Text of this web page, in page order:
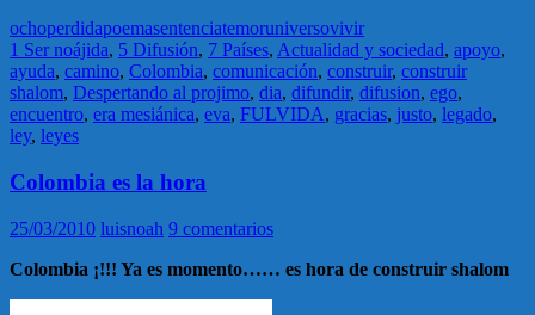
ochoperdidapoemasentenciatemoruniversovivir
1 Ser noájida, 5 Difusión, 7 Países, Actualidad y sociedad, apoyo,
ayuda, camino, Colombia, comunicación, construir, construir
shalom, Despertando al projimo, dia, difundir, difusion, ego,
encuentro, era mesiánica, eva, FULVIDA, gracias, justo, legado,
ley, leyes
Colombia es la hora
25/03/2010 luisnoah 9 comentarios
Colombia ¡!!! Ya es momento…… es hora de construir shalom